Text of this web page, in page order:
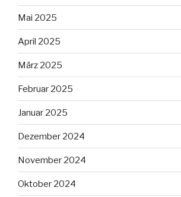
Mai 2025
April 2025
März 2025
Februar 2025
Januar 2025
Dezember 2024
November 2024
Oktober 2024